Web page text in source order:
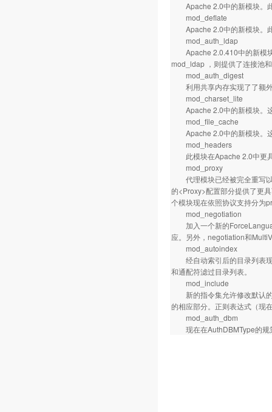
Apache 2.0中的新模块。此
mod_deflate
Apache 2.0中的新模块。此
mod_auth_ldap
Apache 2.0.410中的新模块
mod_ldap ，则提供了连接池
mod_auth_digest
利用共享内存实现了了额
mod_charset_lite
Apache 2.0中的新模块。这
mod_file_cache
Apache 2.0中的新模块。这
mod_headers
此模块在Apache 2.0中更具
mod_proxy
代理模块已经被完全重写以
的<Proxy>配置部分提供了更
个模块现在依照协议支持分为
mod_negotiation
加入一个新的
应。另外，negotiation和
mod_autoindex
经自动索引后的目录列表现
和通配符滤过目录列表。
mod_include
新的指令集允许修改默认的
的相应部分。正则表达式（现
mod_auth_dbm
现在在AuthDBMType的规